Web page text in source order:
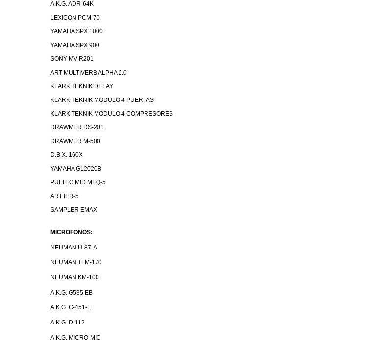
A.K.G. ADR-64K
LEXICON PCM-70
YAMAHA SPX 1000
YAMAHA SPX 900
SONY MV-R201
ART-MULTIVERB ALPHA 2.0
KLARK TEKNIK DELAY
KLARK TEKNIK MODULO 4 PUERTAS
KLARK TEKNIK MODULO 4 COMPRESORES
DRAWMER DS-201
DRAWMER M-500
D.B.X. 160X
YAMAHA GL2020B
PULTEC MID MEQ-5
ART IER-5
SAMPLER EMAX
MICROFONOS:
NEUMAN U-87-A
NEUMAN TLM-170
NEUMAN KM-100
A.K.G. G535 EB
A.K.G. C-451-E
A.K.G. D-112
A.K.G. MICRO-MIC